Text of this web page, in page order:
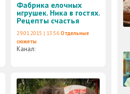
Фабрика елочных
игрушек. Ника в гостях.
Рецепты счастья
29.01.2015 | 13:56 Отдельные
сюжеты
Канал: